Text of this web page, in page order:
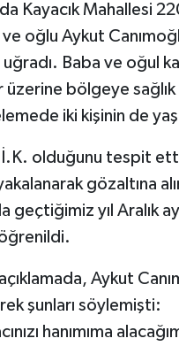
Kayacık Mahallesi
oğlu Aykut
uğradı. Baba ve oğul
bölgeye
iki kişinin de
İ.K. olduğunu tespit
gözaltına
geçtiğimiz yıl Aralık
Aykut
şunları söylemişti:
hanımıma